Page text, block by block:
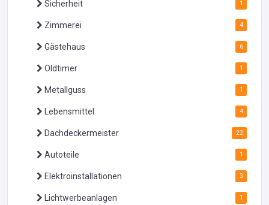
Sicherheit 1
Zimmerei 4
Gästehaus 6
Oldtimer 1
Metallguss 1
Lebensmittel 4
Dachdeckermeister 22
Autoteile 1
Elektroinstallationen 3
Lichtwerbeanlagen 1